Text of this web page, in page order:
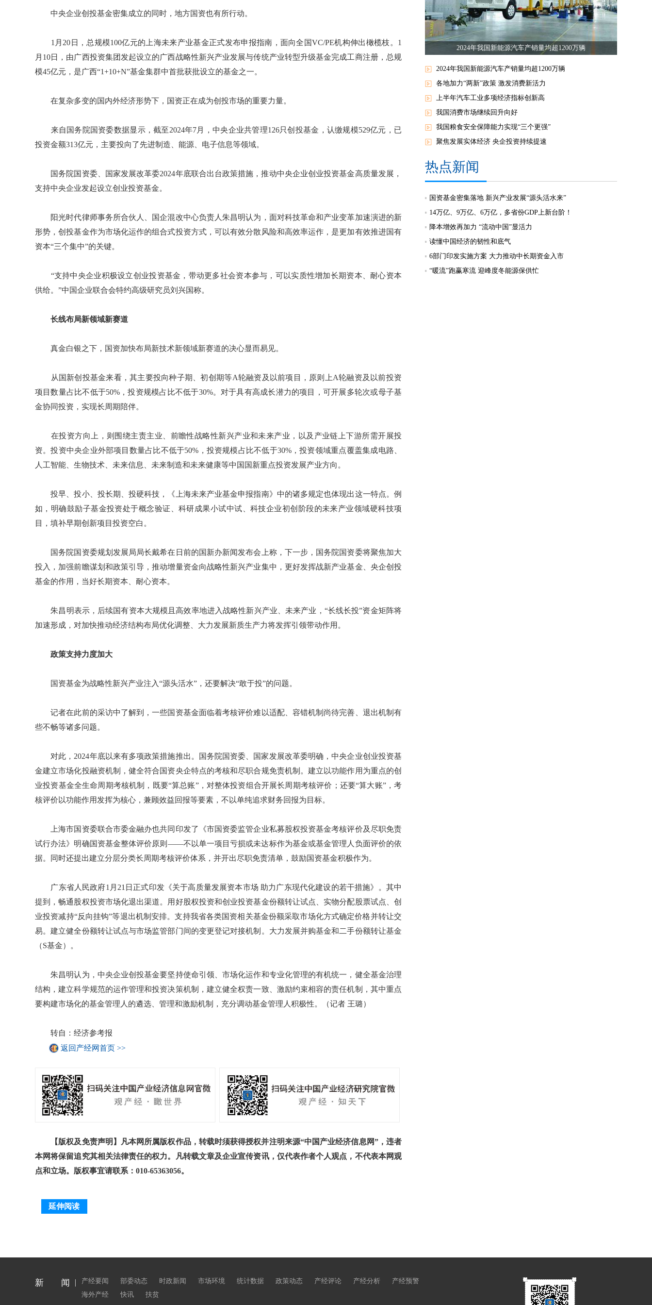
中央企业创投基金密集成立的同时，地方国资也有所行动。
1月20日，总规模100亿元的上海未来产业基金正式发布申报指南，面向全国VC/PE机构伸出橄榄枝。1
月10日，由广西投资集团发起设立的广西战略性新兴产业发展与传统产业转型升级基金完成工商注册，总规
模45亿元，是广西“1+10+N”基金集群中首批获批设立的基金之一。
在复杂多变的国内外经济形势下，国资正在成为创投市场的重要力量。
来自国务院国资委数据显示，截至2024年7月，中央企业共管理126只创投基金，认缴规模529亿元，已
投资金额313亿元，主要投向了先进制造、能源、电子信息等领域。
国务院国资委、国家发展改革委2024年底联合出台政策措施，推动中央企业创业投资基金高质量发展，
支持中央企业发起设立创业投资基金。
阳光时代律师事务所合伙人、国企混改中心负责人朱昌明认为，面对科技革命和产业变革加速演进的新
形势，创投基金作为市场化运作的组合式投资方式，可以有效分散风险和高效率运作，是更加有效推进国有
资本“三个集中”的关键。
“支持中央企业积极设立创业投资基金，带动更多社会资本参与，可以实质性增加长期资本、耐心资本
供给。”中国企业联合会特约高级研究员刘兴国称。
长线布局新领域新赛道
真金白银之下，国资加快布局新技术新领域新赛道的决心显而易见。
从国新创投基金来看，其主要投向种子期、初创期等A轮融资及以前项目，原则上A轮融资及以前投资
项目数量占比不低于50%，投资规模占比不低于30%。对于具有高成长潜力的项目，可开展多轮次或母子基
金协同投资，实现长周期陪伴。
在投资方向上，则围绕主责主业、前瞻性战略性新兴产业和未来产业，以及产业链上下游所需开展投
资。投资中央企业外部项目数量占比不低于50%，投资规模占比不低于30%，投资领域重点覆盖集成电路、
人工智能、生物技术、未来信息、未来制造和未来健康等中国国新重点投资发展产业方向。
投早、投小、投长期、投硬科技，《上海未来产业基金申报指南》中的诸多规定也体现出这一特点。例
如，明确鼓励子基金投资处于概念验证、科研成果小试中试、科技企业初创阶段的未来产业领域硬科技项
目，填补早期创新项目投资空白。
国务院国资委规划发展局局长戴希在日前的国新办新闻发布会上称，下一步，国务院国资委将聚焦加大
投入，加强前瞻谋划和政策引导，推动增量资金向战略性新兴产业集中，更好发挥战新产业基金、央企创投
基金的作用，当好长期资本、耐心资本。
朱昌明表示，后续国有资本大规模且高效率地进入战略性新兴产业、未来产业，“长线长投”资金矩阵将
加速形成，对加快推动经济结构布局优化调整、大力发展新质生产力将发挥引领带动作用。
政策支持力度加大
国资基金为战略性新兴产业注入“源头活水”，还要解决“敢于投”的问题。
记者在此前的采访中了解到，一些国资基金面临着考核评价难以适配、容错机制尚待完善、退出机制有
些不畅等诸多问题。
对此，2024年底以来有多项政策措施推出。国务院国资委、国家发展改革委明确，中央企业创业投资基
金建立市场化投融资机制，健全符合国资央企特点的考核和尽职合规免责机制。建立以功能作用为重点的创
业投资基金全生命周期考核机制，既要“算总账”，对整体投资组合开展长周期考核评价；还要“算大账”，考
核评价以功能作用发挥为核心，兼顾效益回报等要素，不以单纯追求财务回报为目标。
上海市国资委联合市委金融办也共同印发了《市国资委监管企业私募股权投资基金考核评价及尽职免责
试行办法》明确国资基金整体评价原则——不以单一项目亏损或未达标作为基金或基金管理人负面评价的依
据。同时还提出建立分层分类长周期考核评价体系，并开出尽职免责清单，鼓励国资基金积极作为。
广东省人民政府1月21日正式印发《关于高质量发展资本市场 助力广东现代化建设的若干措施》。其中
提到，畅通股权投资市场化退出渠道。用好股权投资和创业投资基金份额转让试点、实物分配股票试点、创
业投资减持“反向挂钩”等退出机制安排。支持我省各类国资相关基金份额采取市场化方式确定价格并转让交
易。建立健全份额转让试点与市场监管部门间的变更登记对接机制。大力发展并购基金和二手份额转让基金
（S基金）。
朱昌明认为，中央企业创投基金要坚持使命引领、市场化运作和专业化管理的有机统一，健全基金治理
结构，建立科学规范的运作管理和投资决策机制，建立健全权责一致、激励约束相容的责任机制，其中重点
要构建市场化的基金管理人的遴选、管理和激励机制，充分调动基金管理人积极性。（记者 王璐）
转自：经济参考报
返回产经网首页 >>
【版权及免责声明】凡本网所属版权作品，转载时须获得授权并注明来源“中国产业经济信息网”，违者
本网将保留追究其相关法律责任的权力。凡转载文章及企业宣传资讯，仅代表作者个人观点，不代表本网观
点和立场。版权事宜请联系：010-65363056。
延伸阅读
2024年我国新能源汽车产销量均超1200万辆
2024年我国新能源汽车产销量均超1200万辆
各地加力“两新”政策 激发消费新活力
上半年汽车工业多项经济指标创新高
我国消费市场继续回升向好
我国粮食安全保障能力实现“三个更强”
聚焦发展实体经济 央企投资持续提速
热点新闻
国资基金密集落地 新兴产业发展“源头活水来”
14万亿、9万亿、6万亿，多省份GDP上新台阶！
降本增效再加力 “流动中国”显活力
读懂中国经济的韧性和底气
6部门印发实施方案 大力推动中长期资金入市
“暖流”跑赢寒流 迎峰度冬能源保供忙
新 闻 产经要闻 部委动态 时政新闻 市场环境 统计数据 政策动态 产经评论 产经分析
产经预警
海外产经
快讯 扶贫